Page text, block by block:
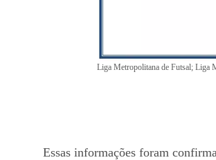
Liga Metropolitana de Futsal; Liga
Essas informações foram